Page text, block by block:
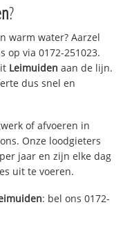
?
warm water? Aarzel
op via 0172-251023.
Leimuiden aan de lijn.
dus snel en
of afvoeren in
Onze loodgieters
jaar en zijn elke dag
uit te voeren.
: bel ons 0172-